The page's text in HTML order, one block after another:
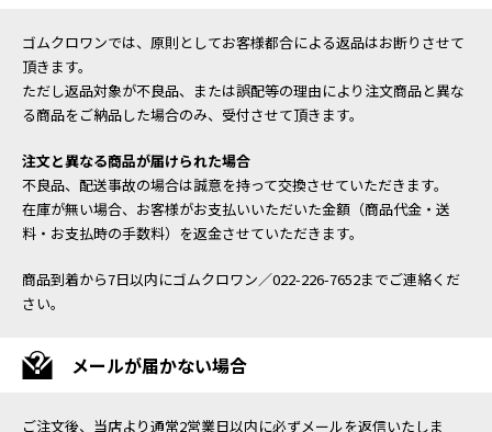
ゴムクロワンでは、原則としてお客様都合による返品はお断りさせて
頂きます。
ただし返品対象が不良品、または誤配等の理由により注文商品と異な
る商品をご納品した場合のみ、受付させて頂きます。
注文と異なる商品が届けられた場合
不良品、配送事故の場合は誠意を持って交換させていただきます。
在庫が無い場合、お客様がお支払いいただいた金額（商品代金・送
料・お支払時の手数料）を返金させていただきます。
商品到着から7日以内にゴムクロワン／022-226-7652までご連絡くだ
さい。
メールが届かない場合
ご注文後、当店より通常2営業日以内に必ずメールを返信いたしま